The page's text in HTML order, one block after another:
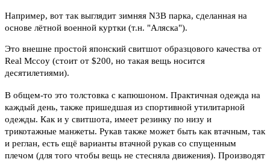
Например, вот так выглядит зимняя N3B парка, сделанная на
основе лётной военной куртки (т.н. "Аляска").
Это внешне простой японский свитшот образцового качества от
Real Mccoy (стоит от $200, но такая вещь носится
десятилетиями).
В общем-то это толстовка с капюшоном. Практичная одежда на
каждый день, также пришедшая из спортивной утилитарной
одежды. Как и у свитшота, имеет резинку по низу и
трикотажные манжеты. Рукав также может быть как втачным, так
и реглан, есть ещё варианты втачной рукав со спущенным
плечом (для того чтобы вещь не стесняла движения). Производят